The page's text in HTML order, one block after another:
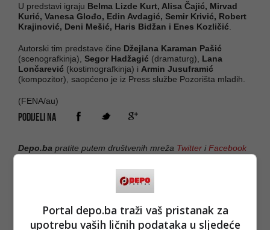
U predstavi igraju Belma Lizde Kurt, Alisa Čajić, Mirvad
Kurić, Vanesa Glođo, Edin Avdagić, Semir Krivić, Robert
Krajinović, Deni Mešić, Haris Bidžan i Enes Kozličić
Autorski tim predstave čine Džejlana Karaman Pašić
(scenografkinja), Segor Hadžagić (dramaturg), Lana
Lončarević (kostimografkinja) i Armin Jusuframić
(kompozitor), saopćeno je iz Press službe Pozorišta mladih.
(FENA/au)
PODIJELI NA
Depo.ba pratite putem društvenih mreža Twitter iFacebook
Portal depo.ba traži vaš pristanak za
upotrebu vaših ličnih podataka u sljedeće